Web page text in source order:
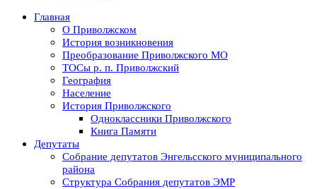
Главная
О Приволжском
История возникновения
Преобразование Приволжского МО
ТОСы р. п. Приволжский
География
Население
История Приволжского
Одноклассники Приволжского
Книга Памяти
Депутаты
Собрание депутатов Энгельсского муниципального
района
Структура Собрания депутатов ЭМР